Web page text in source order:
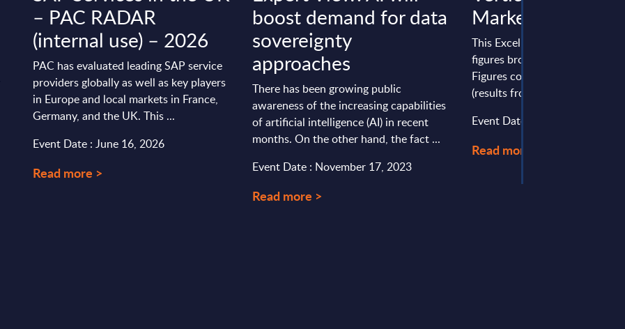
– PAC RADAR
(internal use) – 2026
PAC has evaluated leading SAP service
providers globally as well as key players
in Europe and local markets in France,
Germany, and the UK. This ...
Event Date : June 16, 2026
Read more >
boost demand for data
sovereignty
approaches
There has been growing public
awareness of the increasing capabilities
of artificial intelligence (AI) in recent
months. On the other hand, the fact ...
Event Date : November 17, 2023
Read more >
Market Figures -
This Excel document delivers
figures broken down by
Figures cover a seven-year
(results from the past two
Event Date : January 21, 2026
Read more >